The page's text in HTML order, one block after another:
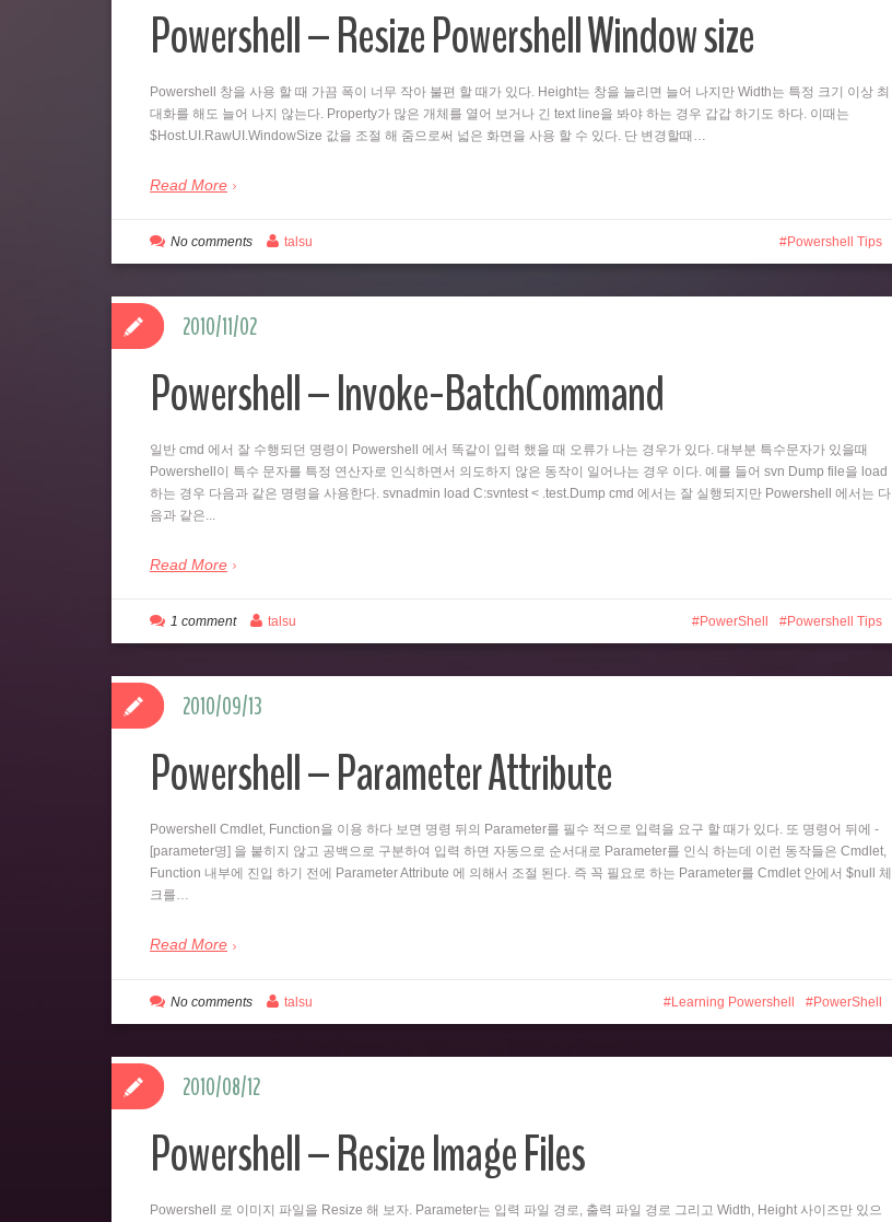
Powershell – Resize Powershell Window size
Powershell 창을 사용 할 때 가끔 폭이 너무 작아 불편 할 때가 있다. Height는 창을 늘리면 늘어 나지만 Width는 특정 크기 이상 최
대화를 해도 늘어 나지 않는다. Property가 많은 개체를 열어 보거나 긴 text line을 봐야 하는 경우 갑갑 하기도 하다. 이때는
$Host.UI.RawUI.WindowSize 값을 조절 해 줌으로써 넓은 화면을 사용 할 수 있다. 단 변경할때…
Read More
Powershell Tips
No comments talsu
Powershell – Invoke-BatchCommand
일반 cmd 에서 잘 수행되던 명령이 Powershell 에서 똑같이 입력 했을 때 오류가 나는 경우가 있다. 대부분 특수문자가 있을때
Powershell이 특수 문자를 특정 연산자로 인식하면서 의도하지 않은 동작이 일어나는 경우 이다. 예를 들어 svn Dump file을 load
하는 경우 다음과 같은 명령을 사용한다. svnadmin load C:svntest < .test.Dump cmd 에서는 잘 실행되지만 Powershell 에서는 다
음과 같은...
Read More
2010/11/02
PowerShell Powershell Tips
1 comment talsu
Powershell – Parameter Attribute
Powershell Cmdlet, Function을 이용 하다 보면 명령 뒤의 Parameter를 필수 적으로 입력을 요구 할 때가 있다. 또 명령어 뒤에 -
[parameter명] 을 붙히지 않고 공백으로 구분하여 입력 하면 자동으로 순서대로 Parameter를 인식 하는데 이런 동작들은 Cmdlet,
Function 내부에 진입 하기 전에 Parameter Attribute 에 의해서 조절 된다. 즉 꼭 필요로 하는 Parameter를 Cmdlet 안에서 $null 체
크를…
Read More
2010/09/13
Learning Powershell PowerShell
No comments talsu
Powershell – Resize Image Files
Powershell 로 이미지 파일을 Resize 해 보자. Parameter는 입력 파일 경로, 출력 파일 경로 그리고 Width, Height 사이즈만 있으
2010/08/12